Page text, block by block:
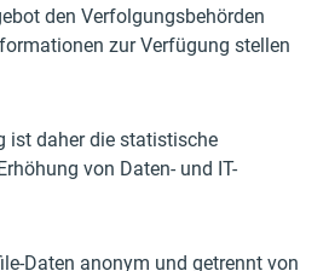
den Verfolgungsbehörden
zur Verfügung stellen
ist daher die statistische
von Daten- und IT-
Daten anonym und getrennt von